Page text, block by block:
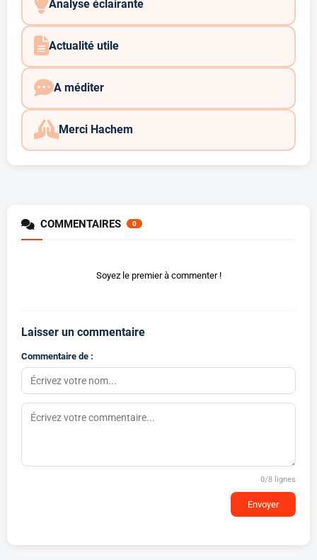
Analyse éclairante
Actualité utile
A méditer
Merci Hachem
COMMENTAIRES 0
Soyez le premier à commenter !
Laisser un commentaire
Commentaire de :
0/8 lignes
Envoyer